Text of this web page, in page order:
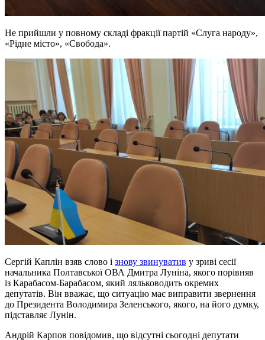
Не прийшли у повному складі фракції партій «Слуга народу»,
«Рідне місто», «Свобода».
Сергій Каплін взяв слово і знову звинуватив у зриві сесії
начальника Полтавської ОВА Дмитра Луніна, якого порівняв
із Карабасом-Барабасом, який ляльководить окремих
депутатів. Він вважає, що ситуацію має виправити звернення
до Президента Володимира Зеленського, якого, на його думку,
підставляє Лунін.
Андрій Карпов повідомив, що відсутні сьогодні депутати